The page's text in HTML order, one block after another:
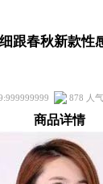
跟春秋新款性
878 人气
商品详情